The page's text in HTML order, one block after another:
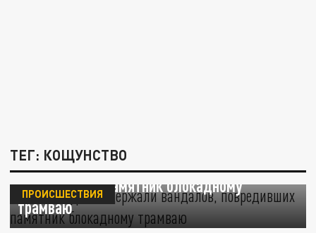
ТЕГ: КОЩУНСТВО
В Петербурге задержали вандалов,
повредивших памятник блокадному
трамваю
ПРОИСШЕСТВИЯ